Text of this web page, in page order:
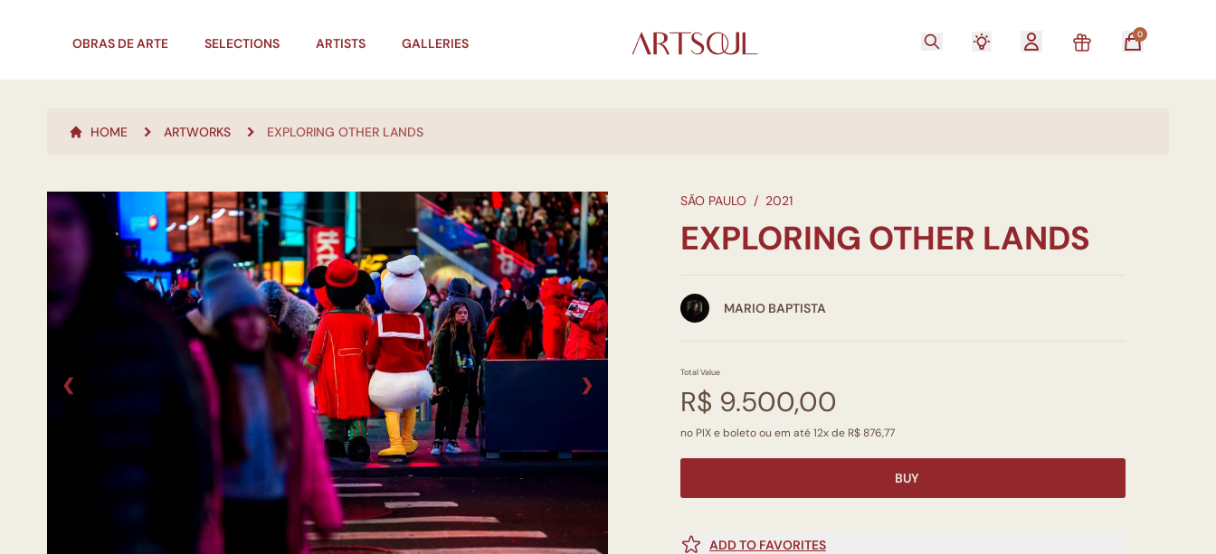
OBRAS DE ARTE SELECTIONS ARTISTS GALLERIES
0
HOME ARTWORKS EXPLORING OTHER LANDS
❮ ❯
SÃO PAULO / 2021
EXPLORING OTHER LANDS
MARIO BAPTISTA
Total Value
R$ 9.500,00
no PIX e boleto ou em até 12x de R$ 876,77
BUY
ADD TO FAVORITES